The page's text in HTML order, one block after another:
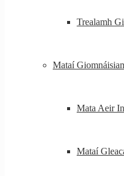
Trealamh
Mataí
Mata Aeir
Mataí